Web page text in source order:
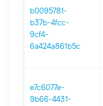
b0095781-
b37b-4fcc-
9cf4-
6a424a861b5c
e7c6077e-
9b66-4431-